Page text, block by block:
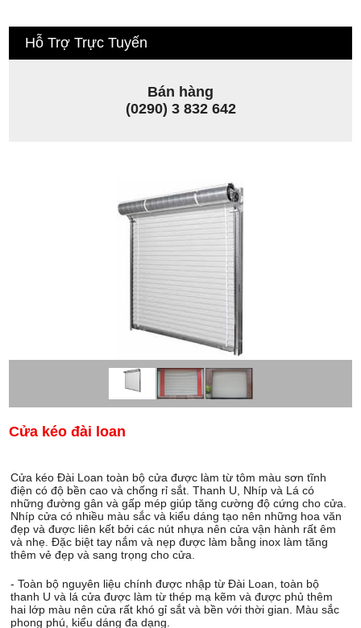
Hỗ Trợ Trực Tuyến
Bán hàng
(0290) 3 832 642
Cửa kéo đài loan
Cửa kéo Đài Loan toàn bộ cửa được làm từ tôm màu sơn tĩnh
điện có độ bền cao và chống rỉ sắt. Thanh U, Nhíp và Lá có
những đường gân và gấp mép giúp tăng cường độ cứng cho cửa.
Nhíp cửa có nhiều màu sắc và kiểu dáng tạo nên những hoa văn
đẹp và được liên kết bởi các nút nhựa nên cửa vận hành rất êm
và nhẹ. Đặc biệt tay nắm và nẹp được làm bằng inox làm tăng
thêm vẻ đẹp và sang trọng cho cửa.
- Toàn bộ nguyên liệu chính được nhập từ Đài Loan, toàn bộ
thanh U và lá cửa được làm từ thép mạ kẽm và được phủ thêm
hai lớp màu nên cửa rất khó gỉ sắt và bền với thời gian. Màu sắc
phong phú, kiểu dáng đa dạng.